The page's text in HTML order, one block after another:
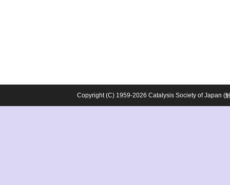
Copyright (C) 1959-2026 Catalysis Society of Japan (